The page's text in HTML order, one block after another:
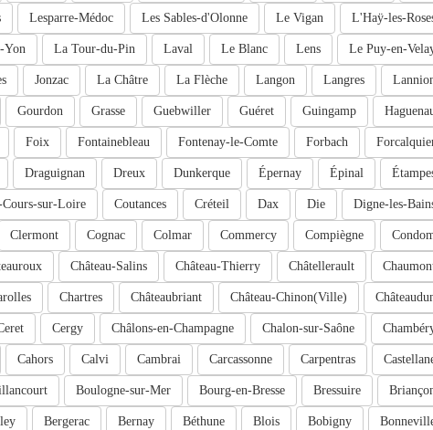
L'Haÿ-les-
Le Vigan
Les Sables-d'Olonne
Lesparre-Médoc
Le Puy-en-
Lens
Le Blanc
Laval
La Tour-du-Pin
Yon
Langres
Langon
La Flèche
La Châtre
Jonzac
Guingamp
Guéret
Guebwiller
Grasse
Gourdon
Forbach
Fontenay-le-Comte
Fontainebleau
Foix
Épinal
Épernay
Dunkerque
Dreux
Draguignan
Digne-les-
Die
Dax
Créteil
Coutances
Cours-sur-Loire
Compiègne
Commercy
Colmar
Cognac
Clermont
Châtellerault
Château-Thierry
Château-Salins
Château-Chinon(Ville)
Châteaubriant
Chartres
Chalon-sur-Saône
Châlons-en-Champagne
Cergy
Carpentras
Carcassonne
Cambrai
Calvi
Cahors
Bressuire
Bourg-en-Bresse
Boulogne-sur-Mer
Bobigny
Blois
Béthune
Bernay
Bergerac